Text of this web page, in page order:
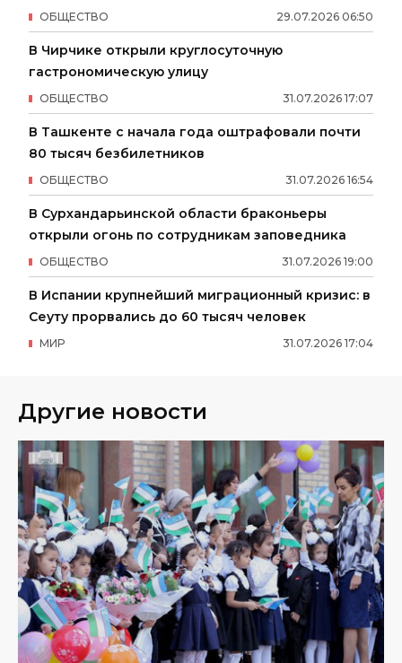
29.07.2026 06:50
ОБЩЕСТВО
В Чирчике открыли круглосуточную
гастрономическую улицу
31.07.2026 17:07
ОБЩЕСТВО
В Ташкенте с начала года оштрафовали почти
80 тысяч безбилетников
31.07.2026 16:54
ОБЩЕСТВО
В Сурхандарьинской области браконьеры
открыли огонь по сотрудникам заповедника
31.07.2026 19:00
ОБЩЕСТВО
В Испании крупнейший миграционный кризис: в
Сеуту прорвались до 60 тысяч человек
31.07.2026 17:04
МИР
Другие новости